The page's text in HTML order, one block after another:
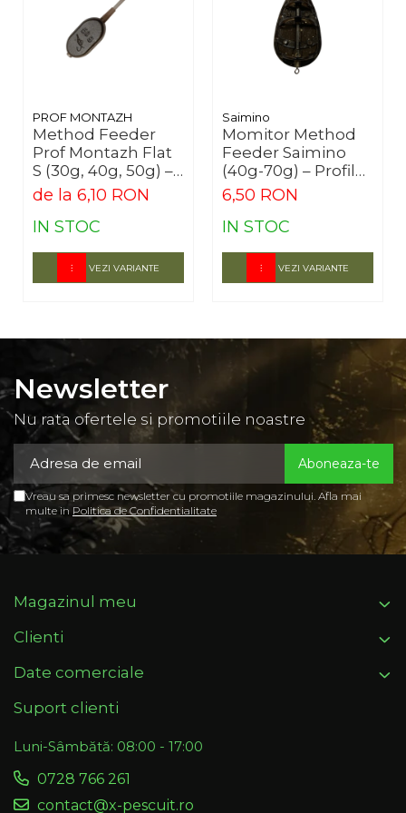
Echipează-te cu Prof Montazh Flat B și mărește ritmul
trăsăturilor!
PROF MONTAZH
Method Feeder
Prof Montazh Flat
S (30g, 40g, 50g) –
Prezentare
Perfectă
de la 6,10 RON
IN STOC
VEZI VARIANTE
Saimino
Momitor Method
Feeder Saimino
(40g-70g) – Profil
Aerodinamic
6,50 RON
IN STOC
VEZI VARIANTE
Newsletter
Nu rata ofertele si promotiile noastre
Vreau sa primesc newsletter cu promotiile magazinului. Afla mai
multe in Politica de Confidentialitate
Magazinul meu
Clienti
Date comerciale
Suport clienti
Luni-Sâmbătă: 08:00 - 17:00
0728 766 261
contact@x-pescuit.ro